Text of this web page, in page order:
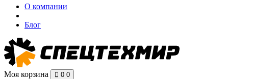
О компании
Блог
Моя корзина 0 0